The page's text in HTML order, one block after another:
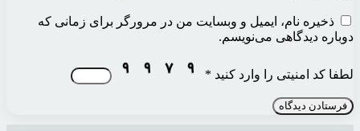
ذخیره نام، ایمیل و وبسایت من در مرورگر برای زمانی که
دوباره دیدگاهی می‌نویسم.
لطفا کد امنیتی را وارد کنید *